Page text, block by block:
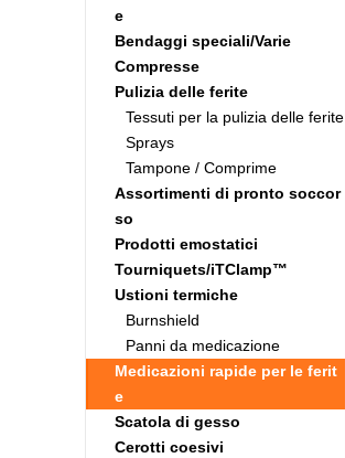
e
Bendaggi speciali/Varie
Compresse
Pulizia delle ferite
Tessuti per la pulizia delle ferite
Sprays
Tampone / Comprime
Assortimenti di pronto soccor
so
Prodotti emostatici
Tourniquets/iTClamp™
Ustioni termiche
Burnshield
Panni da medicazione
Medicazioni rapide per le ferit
e
Scatola di gesso
Cerotti coesivi